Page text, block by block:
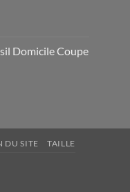
Domicile Coupe
DU SITE TAILLE